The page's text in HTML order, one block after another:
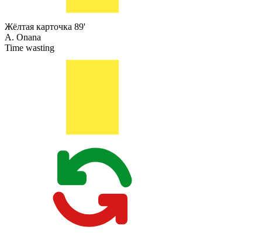
Жёлтая карточка 89'
A. Onana
Time wasting